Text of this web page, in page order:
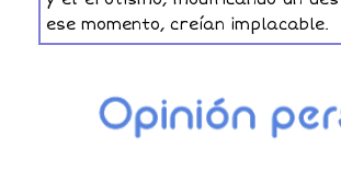
ese momento, creían implacable.